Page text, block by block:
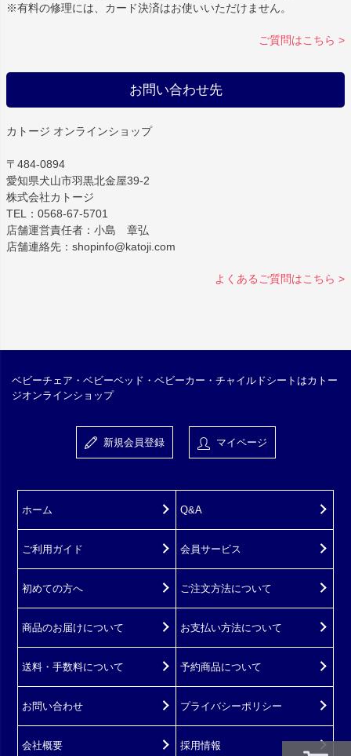
※有料の修理には、カード決済はお使いいただけません。
ご質問はこちら >
お問い合わせ先
カトージ オンラインショップ
〒484-0894
愛知県犬山市羽黒北金屋39-2
株式会社カトージ
TEL：0568-67-5701
店舗運営責任者：小島 章弘
店舗連絡先：shopinfo@katoji.com
よくあるご質問はこちら >
ベビーチェア・ベビーベッド・ベビーカー・チャイルドシートはカトー
ジオンラインショップ
新規会員登録 マイページ
ホーム
ご利用ガイド
初めての方へ
Q&A
会員サービス
ご注文方法について
商品のお届けについて お支払い方法について
送料・手数料について 予約商品について
お問い合わせ プライバシーポリシー
会社概要 採用情報